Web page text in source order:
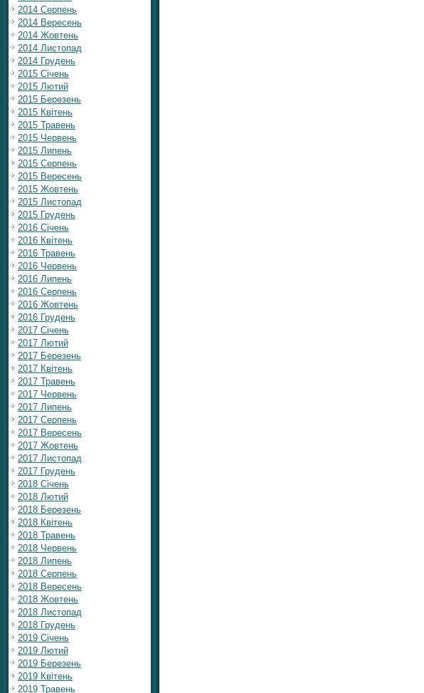
2014 Серпень
2014 Вересень
2014 Жовтень
2014 Листопад
2014 Грудень
2015 Січень
2015 Лютий
2015 Березень
2015 Квітень
2015 Травень
2015 Червень
2015 Липень
2015 Серпень
2015 Вересень
2015 Жовтень
2015 Листопад
2015 Грудень
2016 Січень
2016 Квітень
2016 Травень
2016 Червень
2016 Липень
2016 Серпень
2016 Жовтень
2016 Грудень
2017 Січень
2017 Лютий
2017 Березень
2017 Квітень
2017 Травень
2017 Червень
2017 Липень
2017 Серпень
2017 Вересень
2017 Жовтень
2017 Листопад
2017 Грудень
2018 Січень
2018 Лютий
2018 Березень
2018 Квітень
2018 Травень
2018 Червень
2018 Липень
2018 Серпень
2018 Вересень
2018 Жовтень
2018 Листопад
2018 Грудень
2019 Січень
2019 Лютий
2019 Березень
2019 Квітень
2019 Травень